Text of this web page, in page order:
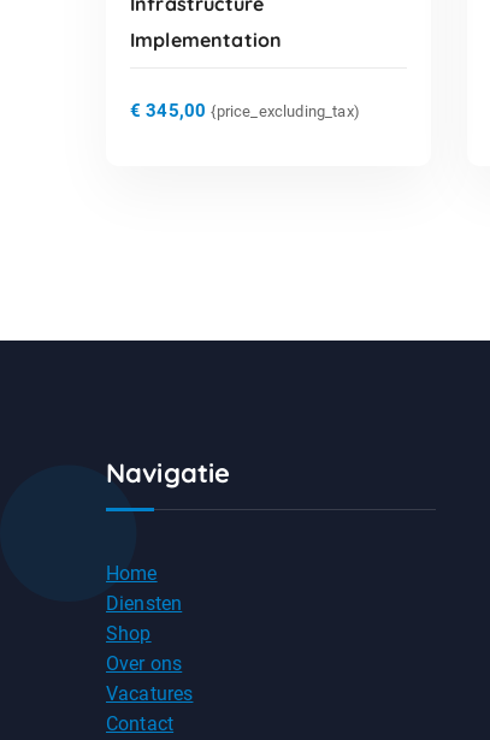
Implementation
€ 345,00 {price_excluding_tax)
Navigatie
Home
Diensten
Shop
Over ons
Vacatures
Contact